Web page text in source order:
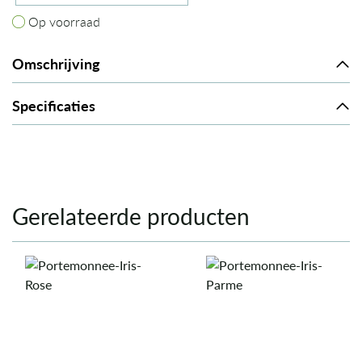
Op voorraad
Op voorraad
Omschrijving
Specificaties
Gerelateerde producten